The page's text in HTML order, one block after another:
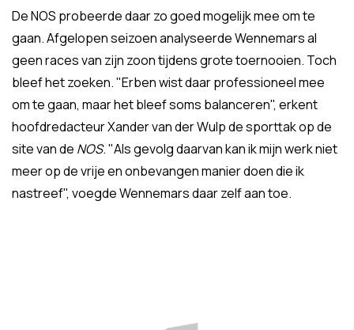
De NOS probeerde daar zo goed mogelijk mee om te
gaan. Afgelopen seizoen analyseerde Wennemars al
geen races van zijn zoon tijdens grote toernooien. Toch
bleef het zoeken. "Erben wist daar professioneel mee
om te gaan, maar het bleef soms balanceren", erkent
hoofdredacteur Xander van der Wulp de sporttak op de
site van de NOS. "Als gevolg daarvan kan ik mijn werk niet
meer op de vrije en onbevangen manier doen die ik
nastreef", voegde Wennemars daar zelf aan toe.